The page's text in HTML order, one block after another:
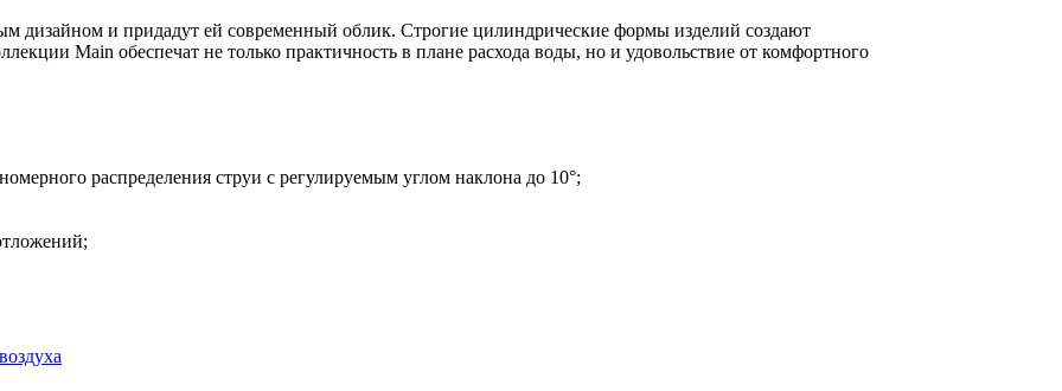
дизайном и придадут ей современный облик. Строгие цилиндрические формы изделий создают
Main обеспечат не только практичность в плане расхода воды, но и удовольствие от комфортного
распределения струи с регулируемым углом наклона до 10°;